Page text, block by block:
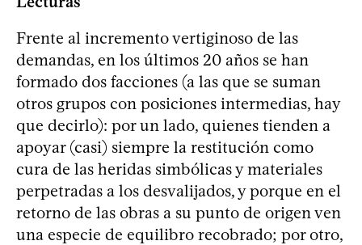
Frente al incremento vertiginoso de las
demandas, en los últimos 20 años se han
formado dos facciones (a las que se suman
otros grupos con posiciones intermedias, hay
que decirlo): por un lado, quienes tienden a
apoyar (casi) siempre la restitución como
cura de las heridas simbólicas y materiales
perpetradas a los desvalijados, y porque en el
retorno de las obras a su punto de origen ven
una especie de equilibro recobrado; por otro,